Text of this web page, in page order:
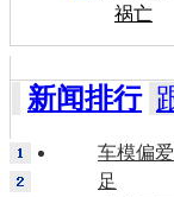
祸亡
新闻排行
车模偏
足